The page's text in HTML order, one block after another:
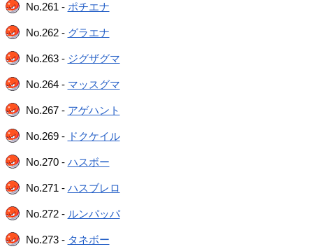
No.261 - ポチエナ
No.262 - グラエナ
No.263 - ジグザグマ
No.264 - マッスグマ
No.267 - アゲハント
No.269 - ドクケイル
No.270 - ハスボー
No.271 - ハスブレロ
No.272 - ルンパッパ
No.273 - タネボー